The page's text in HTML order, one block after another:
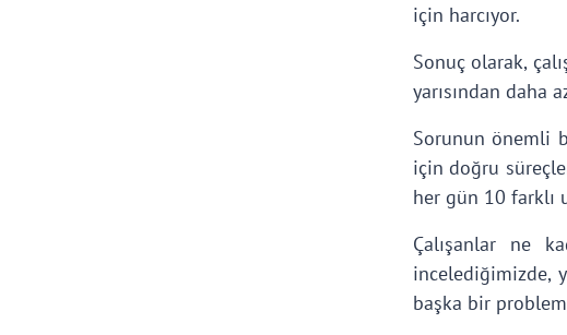
için harcıyor.
Sonuç olarak,
yarısından daha
Sorunun önemli
için doğru
her gün 10 farklı
Çalışanlar ne
incelediğimizde,
başka bir